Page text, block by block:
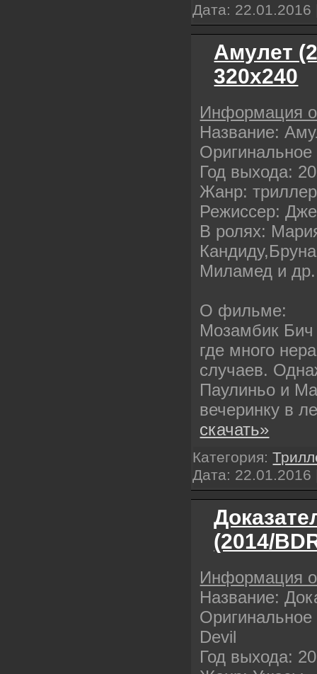
Дата: 22.01.2016
Амулет
320х240
Информация
Название:
Год выхода:
Жанр: триллер
Режиссер:
В ролях:
Миламед и
О фильме:
Мозамбик
где много
случаев.
Паулиньо и
вечеринку в
скачать»
Категория:
Дата: 22.01.2016
(2014/
Информация
Название:
Devil
Год выхода: